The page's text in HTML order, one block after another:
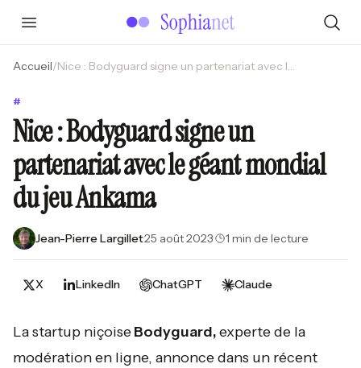
Accueil/ Nice : Bodyguard signe un partenariat avec le géant mondial du jeu Ankama
#
Nice : Bodyguard signe un
partenariat avec le géant mondial
du jeu Ankama
Jean-Pierre Largillet·25 août 2023· 1 min de lecture
X LinkedIn ChatGPT Claude
La startup niçoiseBodyguard,experte de la
modération en ligne, annonce dans un récent